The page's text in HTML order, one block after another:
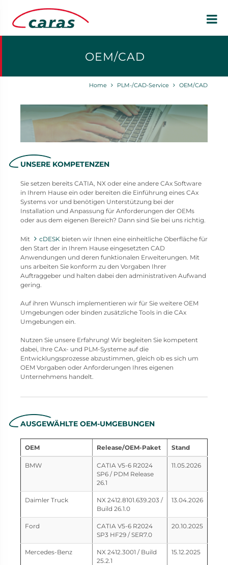
OEM/CAD
Home PLM-/CAD-Service OEM/CAD
UNSERE KOMPETENZEN
Sie setzen bereits CATIA, NX oder eine andere CAx Software
in Ihrem Hause ein oder bereiten die Einführung eines CAx
Systems vor und benötigen Unterstützung bei der
Installation und Anpassung für Anforderungen der OEMs
oder aus dem eigenen Bereich? Dann sind Sie bei uns richtig.
Mit cDESK bieten wir Ihnen eine einheitliche Oberfläche für
den Start der in Ihrem Hause eingesetzten CAD
Anwendungen und deren funktionalen Erweiterungen. Mit
uns arbeiten Sie konform zu den Vorgaben Ihrer
Auftraggeber und halten dabei den administrativen Aufwand
gering.
Auf ihren Wunsch implementieren wir für Sie weitere OEM
Umgebungen oder binden zusätzliche Tools in die CAx
Umgebungen ein.
Nutzen Sie unsere Erfahrung! Wir begleiten Sie kompetent
dabei, Ihre CAx- und PLM-Systeme auf die
Entwicklungsprozesse abzustimmen, gleich ob es sich um
OEM Vorgaben oder Anforderungen Ihres eigenen
Unternehmens handelt.
AUSGEWÄHLTE OEM-UMGEBUNGEN
OEM Release/OEM-Paket Stand
BMW
CATIA V5-6 R2024
SP6 / PDM Release
26.1
11.05.2026
Daimler Truck
NX 2412.8101.639.203 /
Build 26.1.0
13.04.2026
Ford
CATIA V5-6 R2024
SP3 HF29 / SER7.0
20.10.2025
Mercedes-Benz
NX 2412.3001 / Build
25.2.1
15.12.2025